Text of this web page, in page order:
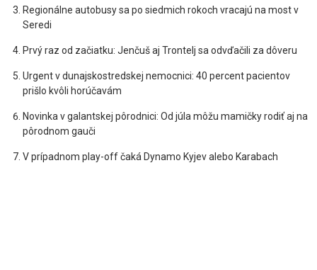
Regionálne autobusy sa po siedmich rokoch vracajú na most v
Seredi
Prvý raz od začiatku: Jenčuš aj Trontelj sa odvďačili za dôveru
Urgent v dunajskostredskej nemocnici: 40 percent pacientov
prišlo kvôli horúčavám
Novinka v galantskej pôrodnici: Od júla môžu mamičky rodiť aj na
pôrodnom gauči
V prípadnom play-off čaká Dynamo Kyjev alebo Karabach